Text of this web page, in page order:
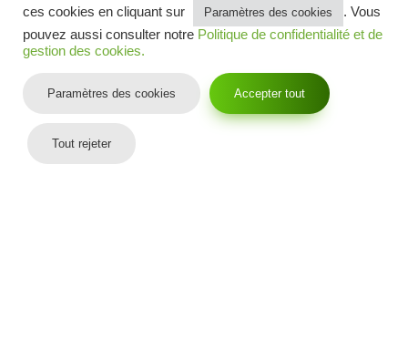
CGV
Politique de confidentialité et cookies
Contactez-nous
Suivez-nous sur :
ces cookies en cliquant sur
Paramètres des cookies
. Vous
pouvez aussi consulter notre Politique de confidentialité et de
gestion des cookies.
Paramètres des cookies Accepter tout
Tout rejeter